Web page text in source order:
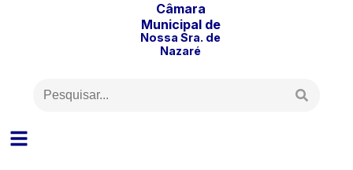
Câmara
Municipalde
Nossa Sra. de
Nazaré